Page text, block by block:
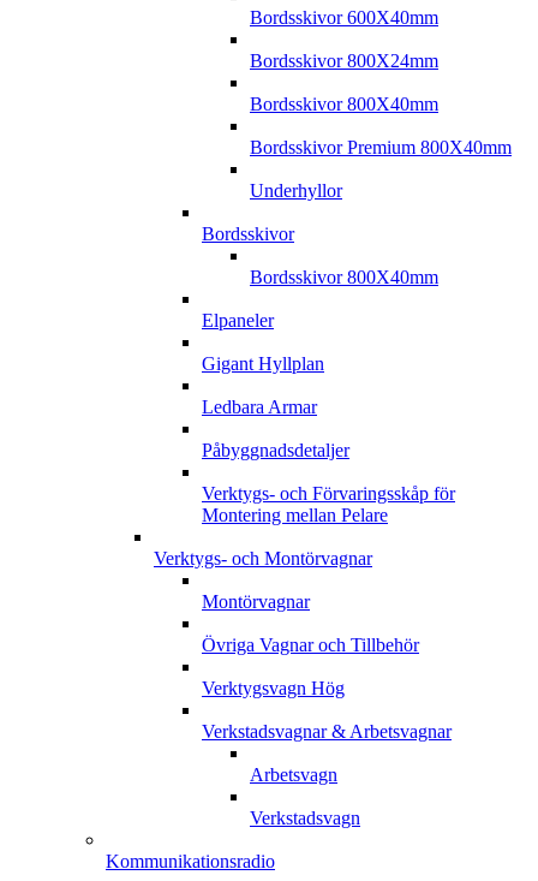
Bordsskivor 600X40mm
Bordsskivor 800X24mm
Bordsskivor 800X40mm
Bordsskivor Premium 800X40mm
Underhyllor
Bordsskivor
Bordsskivor 800X40mm
Elpaneler
Gigant Hyllplan
Ledbara Armar
Påbyggnadsdetaljer
Verktygs- och Förvaringsskåp för
Montering mellan Pelare
Verktygs- och Montörvagnar
Montörvagnar
Övriga Vagnar och Tillbehör
Verktygsvagn Hög
Verkstadsvagnar & Arbetsvagnar
Arbetsvagn
Verkstadsvagn
Kommunikationsradio